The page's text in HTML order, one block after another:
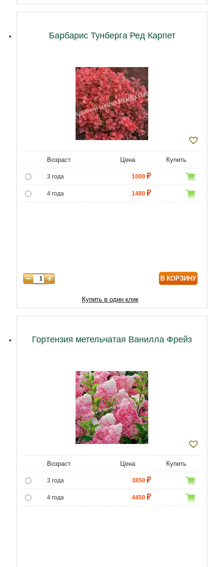
Барбарис Тунберга Ред Карпет
Возраст Цена Купить
3 года 1000
4 года 1480
В КОРЗИНУ
Купить в один клик
Гортензия метельчатая Ванилла Фрейз
Возраст Цена Купить
3 года 3850
4 года 4450